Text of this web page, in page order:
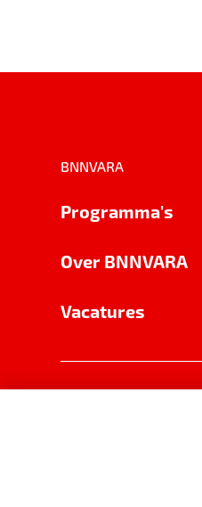
BNNVARA
Programma's
Over BNNVARA
Vacatures